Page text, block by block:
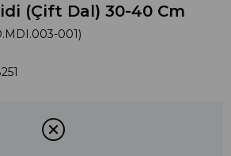
(Çift Dal) 30-40 Cm
001)